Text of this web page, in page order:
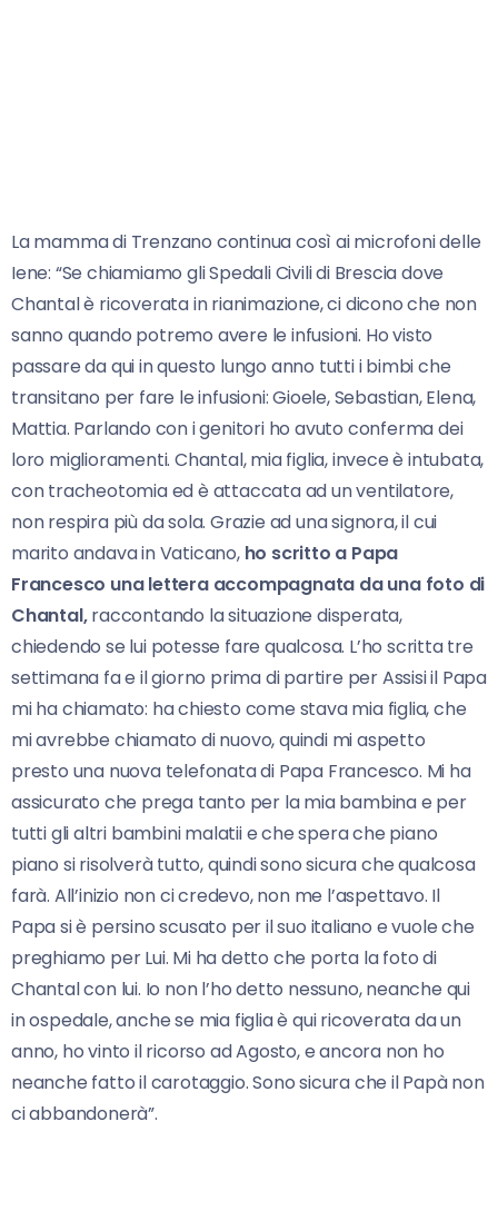
La mamma di Trenzano continua così ai microfoni delle
Iene: “Se chiamiamo gli Spedali Civili di Brescia dove
Chantal è ricoverata in rianimazione, ci dicono che non
sanno quando potremo avere le infusioni. Ho visto
passare da qui in questo lungo anno tutti i bimbi che
transitano per fare le infusioni: Gioele, Sebastian, Elena,
Mattia. Parlando con i genitori ho avuto conferma dei
loro miglioramenti. Chantal, mia figlia, invece è intubata,
con tracheotomia ed è attaccata ad un ventilatore,
non respira più da sola. Grazie ad una signora, il cui
marito andava in Vaticano,ho scritto a Papa
Francesco una lettera accompagnata da una foto di
Chantal,raccontando la situazione disperata,
chiedendo se lui potesse fare qualcosa. L’ho scritta tre
settimana fa e il giorno prima di partire per Assisi il Papa
mi ha chiamato: ha chiesto come stava mia figlia, che
mi avrebbe chiamato di nuovo, quindi mi aspetto
presto una nuova telefonata di Papa Francesco. Mi ha
assicurato che prega tanto per la mia bambina e per
tutti gli altri bambini malatii e che spera che piano
piano si risolverà tutto, quindi sono sicura che qualcosa
farà. All’inizio non ci credevo, non me l’aspettavo. Il
Papa si è persino scusato per il suo italiano e vuole che
preghiamo per Lui. Mi ha detto che porta la foto di
Chantal con lui. Io non l’ho detto nessuno, neanche qui
in ospedale, anche se mia figlia è qui ricoverata da un
anno, ho vinto il ricorso ad Agosto, e ancora non ho
neanche fatto il carotaggio. Sono sicura che il Papà non
ci abbandonerà”.